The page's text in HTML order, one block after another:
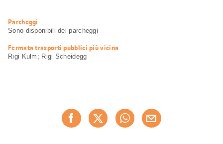
Informazioni
utili
Parcheggi
Sono disponibili dei parcheggi
Fermata trasporti pubblici più vicina
Rigi Kulm; Rigi Scheidegg
Consiglia ora